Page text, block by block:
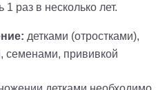
1 раз в несколько лет.
детками (отростками),
семенами, прививкой